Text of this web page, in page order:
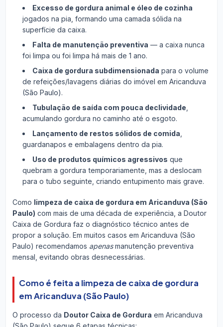
Excesso de gordura animal e óleo de cozinha
jogados na pia, formando uma camada sólida na
superfície da caixa.
Falta de manutenção preventiva — a caixa nunca
foi limpa ou foi limpa há mais de 1 ano.
Caixa de gordura subdimensionada para o volume
de refeições/lavagens diárias do imóvel em Aricanduva
(São Paulo).
Tubulação de saída com pouca declividade
acumulando gordura no caminho até o esgoto.
Lançamento de restos sólidos de comida
guardanapos e embalagens dentro da pia.
Uso de produtos químicos agressivos que
quebram a gordura temporariamente, mas a deslocam
para o tubo seguinte, criando entupimento mais grave.
Como limpeza de caixa de gordura em Aricanduva (São
Paulo) com mais de uma década de experiência, a Doutor
Caixa de Gordura faz o diagnóstico técnico antes de
propor a solução. Em muitos casos em Aricanduva (São
Paulo) recomendamos apenasmanutenção preventiva
mensal, evitando obras desnecessárias.
Como é feita a limpeza de caixa de gordura
em Aricanduva (São Paulo)
O processo da Doutor Caixa de Gordura em Aricanduva